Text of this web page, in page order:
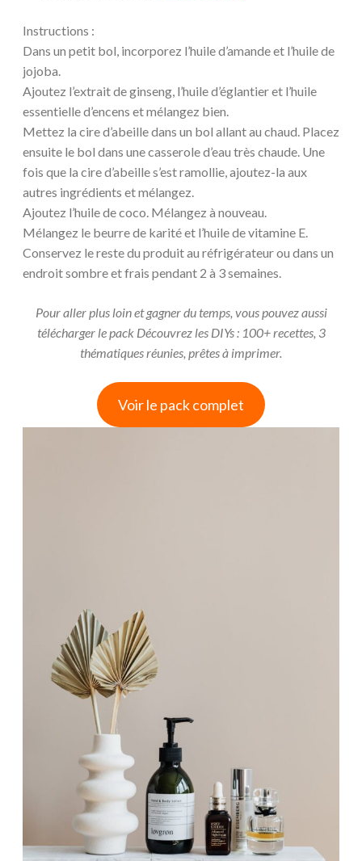
Instructions :
Dans un petit bol, incorporez l’huile d’amande et l’huile de
jojoba.
Ajoutez l’extrait de ginseng, l’huile d’églantier et l’huile
essentielle d’encens et mélangez bien.
Mettez la cire d’abeille dans un bol allant au chaud. Placez
ensuite le bol dans une casserole d’eau très chaude. Une
fois que la cire d’abeille s’est ramollie, ajoutez-la aux
autres ingrédients et mélangez.
Ajoutez l’huile de coco. Mélangez à nouveau.
Mélangez le beurre de karité et l’huile de vitamine E.
Conservez le reste du produit au réfrigérateur ou dans un
endroit sombre et frais pendant 2 à 3 semaines.
Pour aller plus loin et gagner du temps, vous pouvez aussi
télécharger le pack Découvrez les DIYs : 100+ recettes, 3
thématiques réunies, prêtes à imprimer.
Voir le pack complet